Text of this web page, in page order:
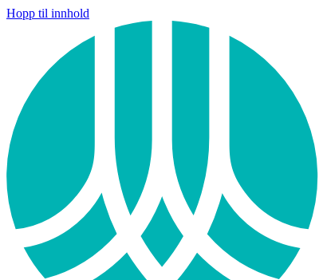
Hopp til innhold